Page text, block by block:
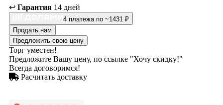
↩️ Гарантия 14 дней
4 платежа по ~1431 ₽
Продать нам
Предложить свою цену
Торг уместен!
Предложите Вашу цену, по ссылке "Хочу скидку!"
Всегда договоримся!
Расчитать доставку